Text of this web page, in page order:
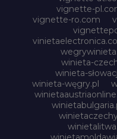
vignette-
vignette-ro.com
winieta-
winieta-
winieta-węgry.pl